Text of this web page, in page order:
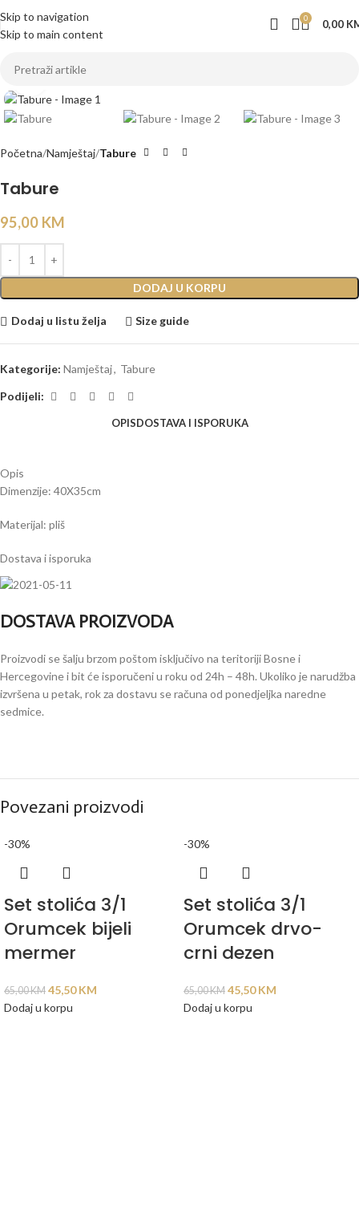
Skip to navigation
Skip to main content
0 0,00
Početna Namještaj Tabure
Tabure
95,00 KM
DODAJ U KORPU
Dodaj u listu želja Size guide
Kategorije: Namještaj, Tabure
Podijeli:
OPISDOSTAVA I ISPORUKA
Opis
Dimenzije: 40X35cm
Materijal: pliš
Dostava i isporuka
DOSTAVA PROIZVODA
Proizvodi se šalju brzom poštom isključivo na teritoriji Bosne i
Hercegovine i bit će isporučeni u roku od 24h – 48h. Ukoliko je narudžba
izvršena u petak, rok za dostavu se računa od ponedjeljka naredne
sedmice.
Povezani proizvodi
-30%
Set stolića 3/1
Orumcek bijeli
mermer
65,00KM 45,50KM
Dodaj u korpu
-30%
Set stolića 3/1
Orumcek drvo-
crni dezen
65,00KM 45,50KM
Dodaj u korpu